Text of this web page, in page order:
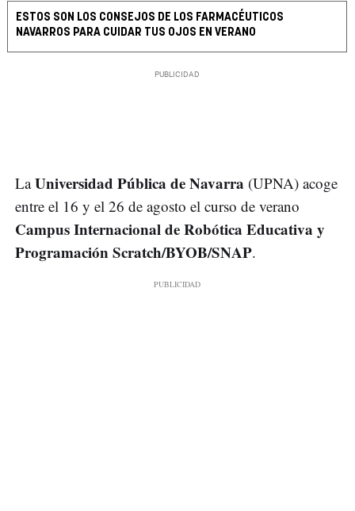
ESTOS SON LOS CONSEJOS DE LOS FARMACÉUTICOS
NAVARROS PARA CUIDAR TUS OJOS EN VERANO
LaUniversidad Pública de Navarra (UPNA) acoge
entre el 16 y el 26 de agosto el curso de verano
Campus Internacional de Robótica Educativa y
Programación Scratch/BYOB/SNAP.